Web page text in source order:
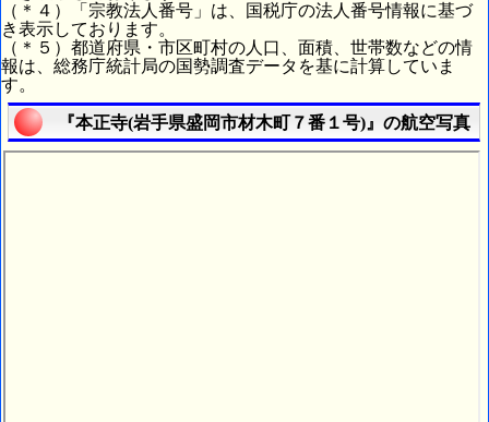
（＊４）「宗教法人番号」は、国税庁の法人番号情報に基づ
き表示しております。
（＊５）都道府県・市区町村の人口、面積、世帯数などの情
報は、総務庁統計局の国勢調査データを基に計算していま
す。
『本正寺(岩手県盛岡市材木町７番１号)』の航空写真